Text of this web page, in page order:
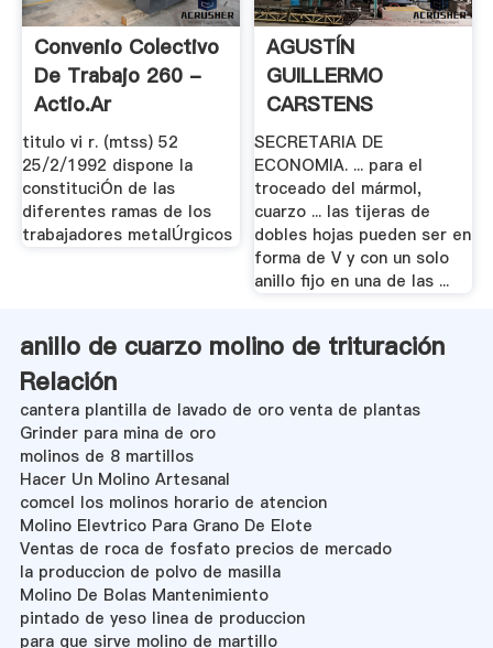
Convenio Colectivo
De Trabajo 260 -
Actio.ar
titulo vi r. (mtss) 52
25/2/1992 dispone la
constituciÓn de las
diferentes ramas de los
trabajadores metalÚrgicos
AGUSTÍN
GUILLERMO
CARSTENS
CARSTENS, .
SECRETARIA DE
ECONOMIA. ... para el
troceado del mármol,
cuarzo ... las tijeras de
dobles hojas pueden ser en
forma de V y con un solo
anillo fijo en una de las ...
anillo de cuarzo molino de trituración
Relación
cantera plantilla de lavado de oro venta de plantas
Grinder para mina de oro
molinos de 8 martillos
Hacer Un Molino Artesanal
comcel los molinos horario de atencion
Molino Elevtrico Para Grano De Elote
Ventas de roca de fosfato precios de mercado
la produccion de polvo de masilla
Molino De Bolas Mantenimiento
pintado de yeso linea de produccion
para que sirve molino de martillo